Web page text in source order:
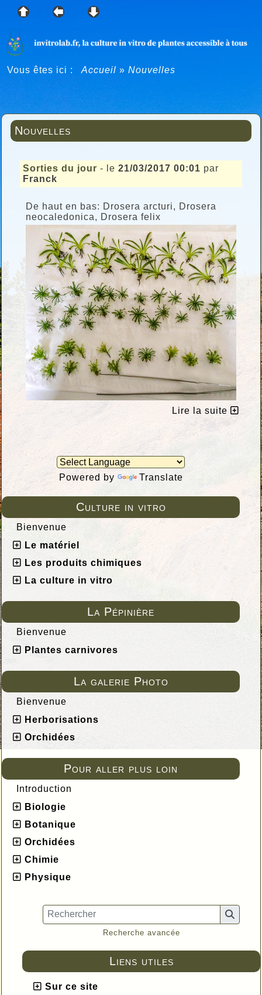
Vous êtes ici : Accueil » Nouvelles
Powered by Translate
Culture in vitro
Bienvenue
Le matériel
Les produits chimiques
La culture in vitro
La Pépinière
Bienvenue
Plantes carnivores
La galerie Photo
Bienvenue
Herborisations
Orchidées
Pour aller plus loin
Introduction
Biologie
Botanique
Orchidées
Chimie
Physique
Nouvelles
Sorties du jour - le 21/03/2017 00:01 par
Franck
De haut en bas: Drosera arcturi, Drosera
neocaledonica, Drosera felix
Lire la suite
Recherche avancée
Liens utiles
Sur ce site